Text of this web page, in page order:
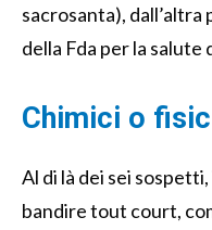
sacrosanta),
della Fda per la salute
Chimici o
Al di là dei sei
bandire tout court,